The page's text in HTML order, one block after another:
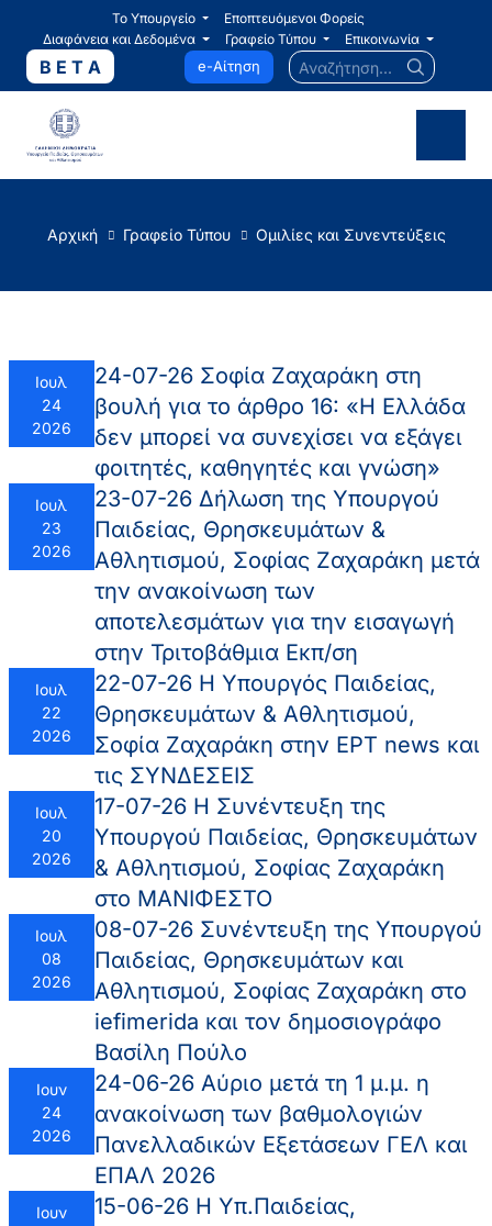
Το Υπουργείο
Εποπτευόμενοι Φορείς
Διαφάνεια και Δεδομένα
Γραφείο Τύπου Επικοινωνία
B E T A e-Αίτηση Αναζήτηση...
Αρχική Γραφείο Τύπου Ομιλίες και Συνεντεύξεις
Ιουλ
24
2026
24-07-26 Σοφία Ζαχαράκη στη
βουλή για το άρθρο 16: «Η Ελλάδα
δεν μπορεί να συνεχίσει να εξάγει
φοιτητές, καθηγητές και γνώση»
Ιουλ
23
2026
23-07-26 Δήλωση της Υπουργού
Παιδείας, Θρησκευμάτων &
Αθλητισμού, Σοφίας Ζαχαράκη μετά
την ανακοίνωση των
αποτελεσμάτων για την εισαγωγή
στην Τριτοβάθμια Εκπ/ση
Ιουλ
22
2026
22-07-26 Η Υπουργός Παιδείας,
Θρησκευμάτων & Αθλητισμού,
Σοφία Ζαχαράκη στην ΕΡΤ news και
τις ΣΥΝΔΕΣΕΙΣ
Ιουλ
20
2026
17-07-26 Η Συνέντευξη της
Υπουργού Παιδείας, Θρησκευμάτων
& Αθλητισμού, Σοφίας Ζαχαράκη
στο ΜΑΝΙΦΕΣΤΟ
Ιουλ
08
2026
08-07-26 Συνέντευξη της Υπουργού
Παιδείας, Θρησκευμάτων και
Αθλητισμού, Σοφίας Ζαχαράκη στο
iefimerida και τον δημοσιογράφο
Βασίλη Πούλο
Ιουν
24
2026
24-06-26 Αύριο μετά τη 1 μ.μ. η
ανακοίνωση των βαθμολογιών
Πανελλαδικών Εξετάσεων ΓΕΛ και
ΕΠΑΛ 2026
Ιουν
15-06-26 Η Υπ.Παιδείας,